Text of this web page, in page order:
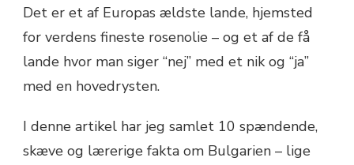
Det er et af Europas ældste lande, hjemsted
for verdens fineste rosenolie – og et af de få
lande hvor man siger “nej” med et nik og “ja”
med en hovedrysten.
I denne artikel har jeg samlet 10 spændende,
skæve og lærerige fakta om Bulgarien – lige